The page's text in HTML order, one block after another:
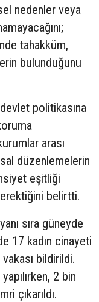
nedenler veya
tahakküm,
bulunduğunu
politikasına
arası
düzenlemelerin
eşitliği
belirtti.
sıra güneyde
17 kadın cinayeti
bildirildi.
2 bin
çıkarıldı.